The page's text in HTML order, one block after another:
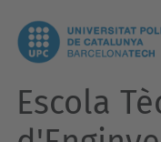
Escola